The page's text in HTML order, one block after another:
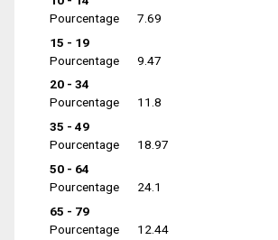
Pourcentage
7.69
15 - 19
Pourcentage
9.47
20 - 34
Pourcentage
11.8
35 - 49
Pourcentage
18.97
50 - 64
Pourcentage
24.1
65 - 79
Pourcentage
12.44